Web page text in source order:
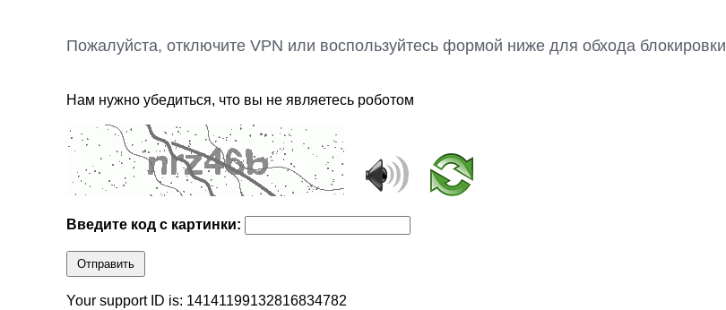
Пожалуйста, отключите VPN или воспользуйтесь формой ниже для обхода блокировки
Нам нужно убедиться, что вы не являетесь роботом
Введите код с картинки:
Отправить
Your support ID is: 14141199132816834782